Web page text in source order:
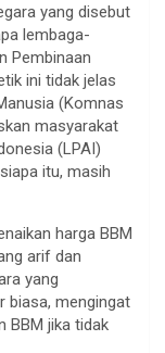
yang disebut
lembaga-
Pembinaan
ini tidak jelas
(Komnas
masyarakat
(LPAI)
itu, masih
harga BBM
arif dan
yang
biasa, mengingat
BBM jika tidak